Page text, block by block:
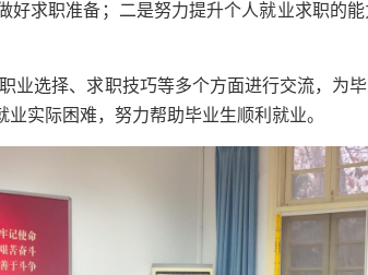
求职准备；二是努力提升个人就业求职的
业选择、求职技巧等多个方面进行交流，为
实际困难，努力帮助毕业生顺利就业。